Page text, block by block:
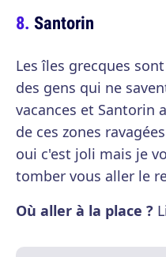
Santorin
Les îles grecques
des gens qui ne
vacances et Santorin
de ces zones
oui c'est joli mais je
tomber vous aller le
Où aller à la place ?